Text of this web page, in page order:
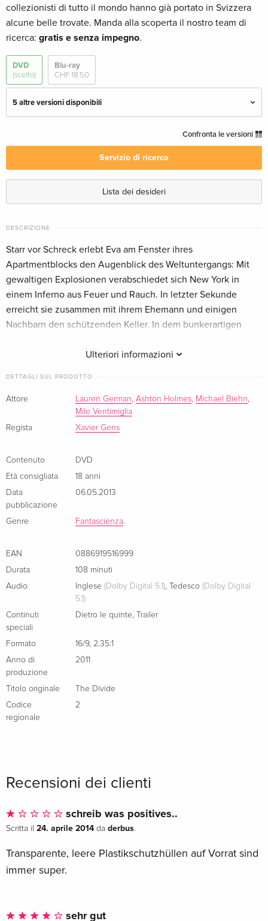
collezionisti di tutto il mondo hanno già portato in Svizzera
alcune belle trovate. Manda alla scoperta il nostro team di
ricerca: gratis e senza impegno.
DVD
(scelto)
Blu-ray
CHF 18.50
5 altre versioni disponibili
CHF 16.50
Inglese · US Version
Tedesco
Edizione standard
Francese
Esaurito
Confronta le versioni
Servizio di ricerca
Lista dei desideri
DESCRIZIONE
Ulteriori informazioni
Starr vor Schreck erlebt Eva am Fenster ihres
Apartmentblocks den Augenblick des Weltuntergangs: Mit
gewaltigen Explosionen verabschiedet sich New York in
einem Inferno aus Feuer und Rauch. In letzter Sekunde
erreicht sie zusammen mit ihrem Ehemann und einigen
Nachbarn den schützenden Keller. In dem bunkerartigen
Rettung. Doch als klar wird, dass diese nicht kommt, muss
beginnt, steigert sich nach der ersten Bedrohung von
draussen zu einem Machtspiel mit grausamer Konsequenz.
DETTAGLI SUL PRODOTTO
Attore Lauren German, Ashton Holmes, Michael Biehn,
Milo Ventimiglia
Regista
Xavier Gens
Contenuto
DVD
Età consigliata
18 anni
Data
pubblicazione
06.05.2013
Genre Fantascienza
EAN
0886919516999
Durata
108 minuti
Audio
Inglese (Dolby Digital 5.1), Tedesco (Dolby Digital
5.1)
Continuti
speciali
Dietro le quinte, Trailer
Formato 16/9, 2.35:1
Anno di
produzione
2011
Titolo originale
The Divide
Codice
regionale
2
Recensioni dei clienti
schreib was positives..
Scritta il 24. aprile 2014 da derbus.
Transparente, leere Plastikschutzhüllen auf Vorrat sind
immer super.
sehr gut